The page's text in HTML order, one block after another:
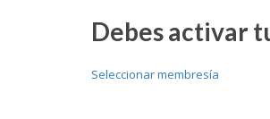
Debes activar
Seleccionar membresía